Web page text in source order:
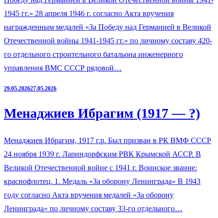
1945 гг.» 28 апреля 1946 г. согласно Акта вручения
награжденным медалей «За Победу над Германией в Великой
Отечественной войны 1941-1945 гг.» по личному составу 420-
го отдельного строительного батальона инженерного
управления ВМС СССР рядовой…
29.05.202627.05.2026
Менаджиев Ибрагим (1917 — ?)
Менаджиев Ибрагим, 1917 г.р. Был призван в РК ВМФ СССР
24 ноября 1939 г. Лариндорфским РВК Крымской АССР. В
Великой Отечественной войне с 1941 г. Воинское звание:
краснофлотец. 1. Медаль «За оборону Ленинграда» В 1943
году согласно Акта вручения медалей «За оборону
Ленинграда» по личному составу 33-го отдельного…